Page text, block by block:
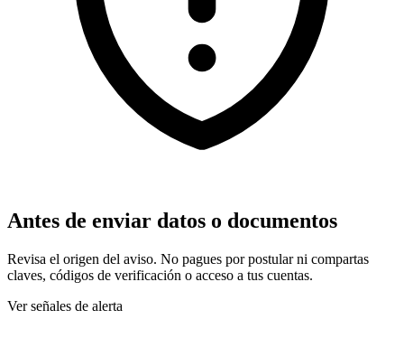
Antes de enviar datos o documentos
Revisa el origen del aviso. No pagues por postular ni compartas
claves, códigos de verificación o acceso a tus cuentas.
Ver señales de alerta